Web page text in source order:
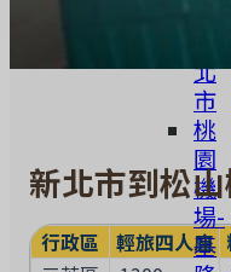
北
市
桃
園
機
場-
基
新北市到松
行政區 輕旅四人座